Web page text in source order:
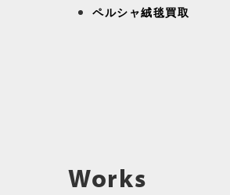
ペルシャ絨毯買取
Works